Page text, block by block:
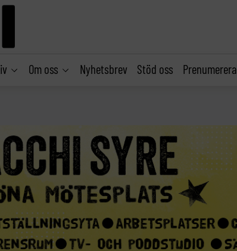
Om oss Nyhetsbrev Stöd oss Prenumerera